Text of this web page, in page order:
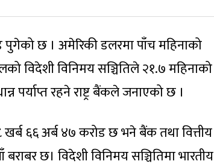
पुगेको छ । अमेरिकी डलरमा पाँच महिनाको
विदेशी विनिमय सञ्चितिले २१.७ महिनाको
रहने राष्ट्र बैंकले जनाएको छ ।
खर्ब ६६ अर्ब ४७ करोड छ भने बैंक तथा वित्तीय
छ। विदेशी विनिमय सञ्चितिमा भारतीय